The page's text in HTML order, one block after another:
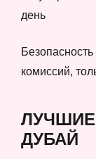
день
комиссий,
ЛУЧШИЕ
ДУБАЙ